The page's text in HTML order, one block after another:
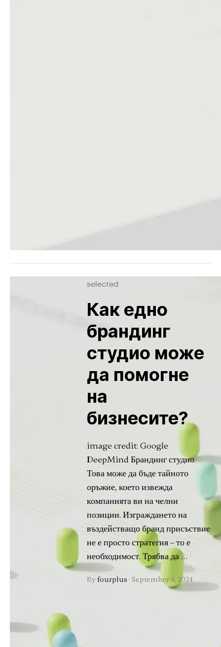
selected
Как едно
брандинг
студио може
да помогне
на
бизнесите?
image credit: Google
DeepMind Брандинг студио
Това може да бъде тайното
оръжие, което извежда
компанията ви на челни
позиции. Изграждането на
въздействащо бранд присъствие
не е просто стратегия – то е
необходимост. Трябва да …
Byfourplus · September 4, 2024